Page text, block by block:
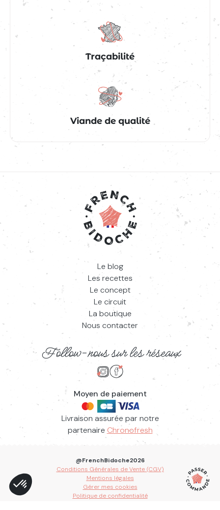
Traçabilité
Viande de qualité
Le blog
Les recettes
Le concept
Le circuit
La boutique
Nous contacter
Follow-nous sur les réseaux
Suivez-nous sur Instagram
Suivez-nous sur Facebook
Moyen de paiement
Livraison assurée par notre
partenaire Chronofresh
@FrenchBidoche2026
Conditions Générales de Vente (CGV)
Mentions légales
Gérer mes cookies
Politique de confidentialité